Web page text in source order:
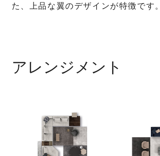
た、上品な翼のデザインが特徴です。
アレンジメント